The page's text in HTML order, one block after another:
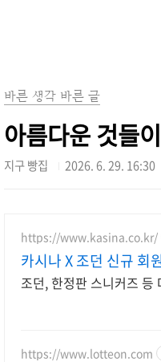
바른 생각 바른 글
아름다운 것들
지구 빵집 2026. 6. 29. 16:30
https://www.kasina.co.kr/
카시나 X 조던 신규 회
조던, 한정판 스니커즈 등
https://www.lotteon.com